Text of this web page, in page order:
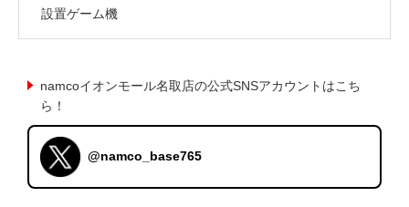
設置ゲーム機
namcoイオンモール名取店の公式SNSアカウントはこち
ら！
@namco_base765